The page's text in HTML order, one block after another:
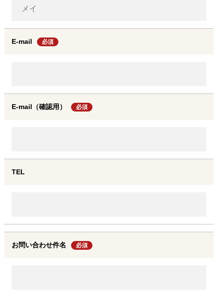
E-mail 必須
E-mail（確認用） 必須
TEL
お問い合わせ件名 必須